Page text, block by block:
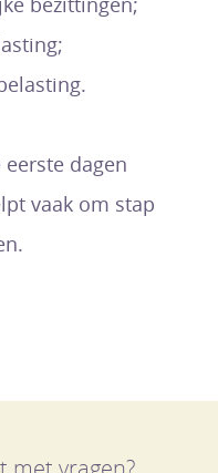
dagen
vaak om stap